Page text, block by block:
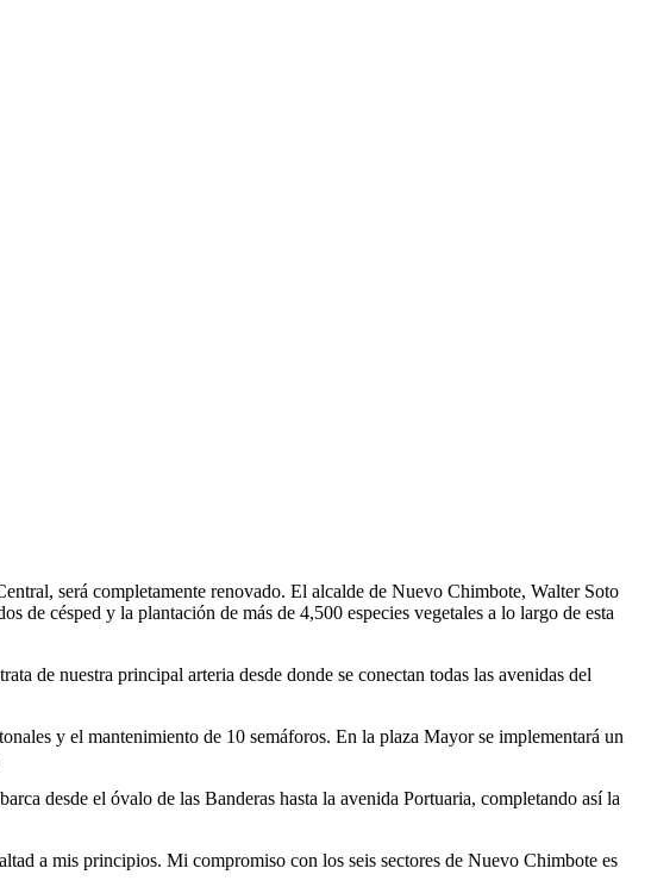
será completamente renovado. El alcalde de Nuevo Chimbote, Walter Soto
de césped y la plantación de más de 4,500 especies vegetales a lo largo de esta
de nuestra principal arteria desde donde se conectan todas las avenidas del
y el mantenimiento de 10 semáforos. En la plaza Mayor se implementará un
desde el óvalo de las Banderas hasta la avenida Portuaria, completando así la
a mis principios. Mi compromiso con los seis sectores de Nuevo Chimbote es